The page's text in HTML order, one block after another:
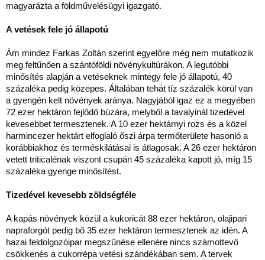
magyarázta a földművelésügyi igazgató.
A vetések fele jó állapotú
Ám mindez Farkas Zoltán szerint egyelőre még nem mutatkozik
meg feltűnően a szántóföldi növénykultúrákon. A legutóbbi
minősítés alapján a vetéseknek mintegy fele jó állapotú, 40
százaléka pedig közepes. Általában tehát tíz százalék körül van
a gyengén kelt növények aránya. Nagyjából igaz ez a megyében
72 ezer hektáron fejlődő búzára, melyből a tavalyinál tizedével
kevesebbet termesztenek. A 10 ezer hektárnyi rozs és a közel
harmincezer hektárt elfoglaló őszi árpa termőterülete hasonló a
korábbiakhoz és terméskilátásai is átlagosak. A 26 ezer hektáron
vetett triticalénak viszont csupán 45 százaléka kapott jó, míg 15
százaléka gyenge minősítést.
Tizedével kevesebb zöldségféle
A kapás növények közül a kukoricát 88 ezer hektáron, olajipari
napraforgót pedig bő 35 ezer hektáron termesztenek az idén. A
hazai feldolgozóipar megszűnése ellenére nincs számottevő
csökkenés a cukorrépa vetési szándékában sem. A tervek